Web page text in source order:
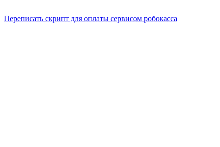
Переписать скрипт для оплаты сервисом робокасса